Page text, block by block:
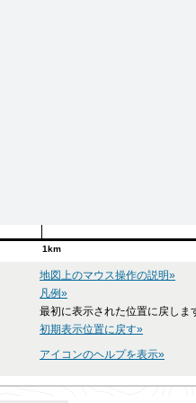
1km
地図上のマウス操作の説明»
凡例»
最初に表示された位置に戻しま
初期表示位置に戻す»
アイコンのヘルプを表示»